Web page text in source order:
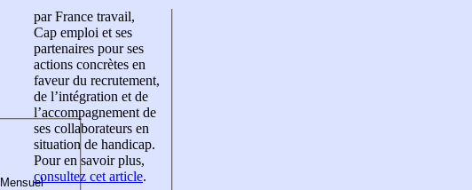
par France travail,
Cap emploi et ses
partenaires pour ses
actions concrètes en
faveur du recrutement,
de l’intégration et de
l’accompagnement de
ses collaborateurs en
situation de handicap.
Pour en savoir plus,
consultez cet article.